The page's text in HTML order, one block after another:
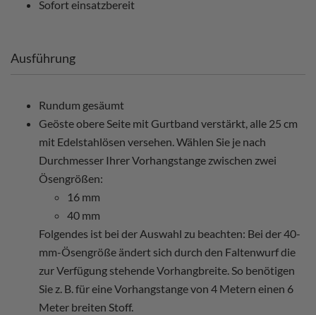
Sofort einsatzbereit
Ausführung
Rundum gesäumt
Geöste obere Seite mit Gurtband verstärkt, alle 25 cm
mit Edelstahlösen versehen. Wählen Sie je nach
Durchmesser Ihrer Vorhangstange zwischen zwei
Ösengrößen:
16 mm
40 mm
Folgendes ist bei der Auswahl zu beachten: Bei der 40-
mm-Ösengröße ändert sich durch den Faltenwurf die
zur Verfügung stehende Vorhangbreite. So benötigen
Sie z. B. für eine Vorhangstange von 4 Metern einen 6
Meter breiten Stoff.